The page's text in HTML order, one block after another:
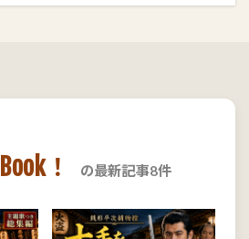
！ の最新記事8件